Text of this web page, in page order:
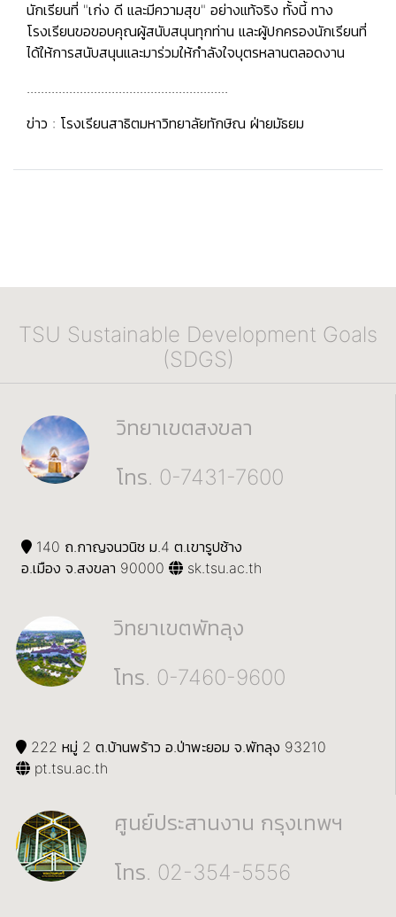
นักเรียนที่ "เก่ง ดี และมีความสุข" อย่างแท้จริง ทั้งนี้ ทาง
โรงเรียนขอขอบคุณผู้สนับสนุนทุกท่าน และผู้ปกครองนักเรียนที่
ได้ให้การสนับสนุนและมาร่วมให้กำลังใจบุตรหลานตลอดงาน
.........................................................
ข่าว : โรงเรียนสาธิตมหาวิทยาลัยทักษิณ ฝ่ายมัธยม
TSU Sustainable Development Goals
(SDGS)
วิทยาเขตสงขลา
โทร. 0-7431-7600
140 ถ.กาญจนวนิช ม.4 ต.เขารูปช้าง
อ.เมือง จ.สงขลา 90000
sk.tsu.ac.th
วิทยาเขตพัทลุง
โทร. 0-7460-9600
222 หมู่ 2 ต.บ้านพร้าว อ.ป่าพะยอม จ.พัทลุง 93210
pt.tsu.ac.th
ศูนย์ประสานงาน กรุงเทพฯ
โทร. 02-354-5556